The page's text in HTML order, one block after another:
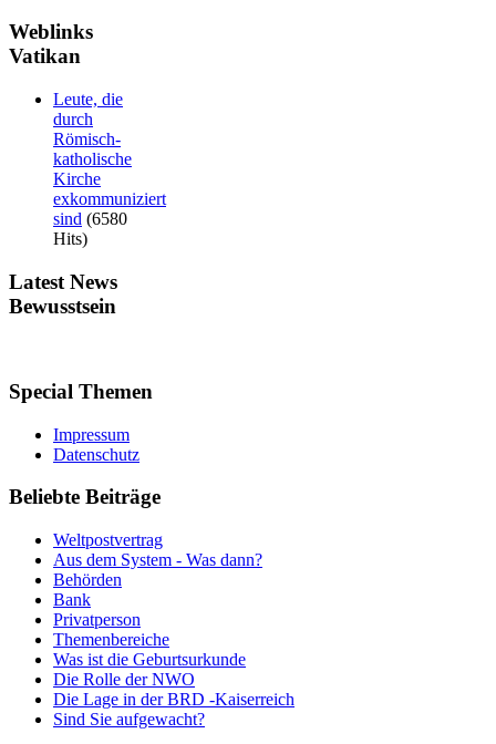
Weblinks
Vatikan
Leute, die
durch
Römisch-
katholische
Kirche
exkommuniziert
sind (6580
Hits)
Latest News
Bewusstsein
Special Themen
Impressum
Datenschutz
Beliebte Beiträge
Weltpostvertrag
Aus dem System - Was dann?
Behörden
Bank
Privatperson
Themenbereiche
Was ist die Geburtsurkunde
Die Rolle der NWO
Die Lage in der BRD -Kaiserreich
Sind Sie aufgewacht?